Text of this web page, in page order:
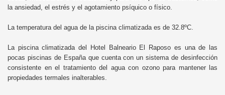
la ansiedad, el estrés y el agotamiento psíquico o físico.
La temperatura del agua de la piscina climatizada es de 32.8ºC.
La piscina climatizada del Hotel Balneario El Raposo es una de las
pocas piscinas de España que cuenta con un sistema de desinfección
consistente en el tratamiento del agua con ozono para mantener las
propiedades termales inalterables.